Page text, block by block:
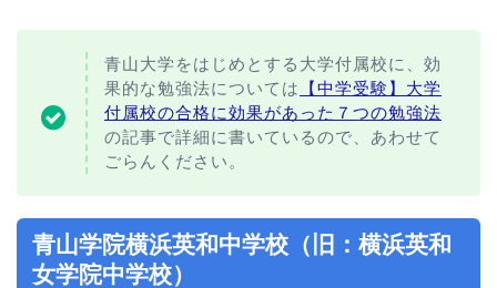
青山大学をはじめとする大学付属校に、効
果的な勉強法については
【中学受験】大学
付属校の合格に効果があった７つの勉強法
の記事で詳細に書いているので、あわせて
ごらんください。
青山学院横浜英和中学校（旧：横浜英和
女学院中学校）